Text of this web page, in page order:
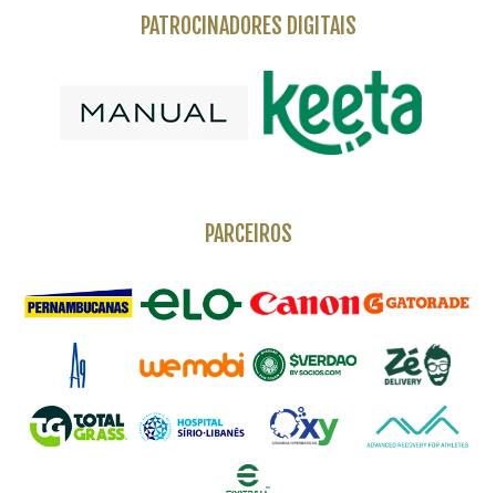
PATROCINADORES DIGITAIS
PARCEIROS